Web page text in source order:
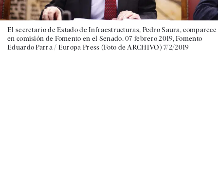
El secretario de Estado de Infraestructuras, Pedro Saura, comparece
en comisión de Fomento en el Senado. 07 febrero 2019, Fomento
Eduardo Parra / Europa Press (Foto de ARCHIVO) 7/2/2019